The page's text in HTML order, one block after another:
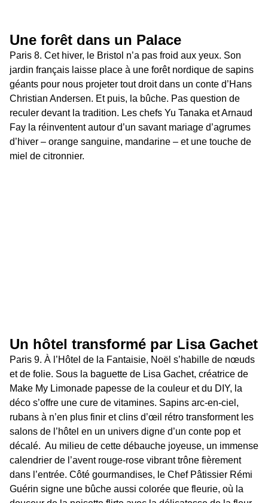
Une forêt dans un Palace
Paris 8. Cet hiver, le Bristol n’a pas froid aux yeux. Son
jardin français laisse place à une forêt nordique de sapins
géants pour nous projeter tout droit dans un conte d’Hans
Christian Andersen. Et puis, la bûche. Pas question de
reculer devant la tradition. Les chefs Yu Tanaka et Arnaud
Fay la réinventent autour d’un savant mariage d’agrumes
d’hiver – orange sanguine, mandarine – et une touche de
miel de citronnier.
Paris 9. À l’Hôtel de la Fantaisie, Noël s’habille de nœuds
et de folie. Sous la baguette de Lisa Gachet, créatrice de
Make My Limonade papesse de la couleur et du DIY, la
déco s’offre une cure de vitamines. Sapins arc-en-ciel,
rubans à n’en plus finir et clins d’œil rétro transforment les
salons de l’hôtel en un univers digne d’un conte pop et
décalé.  Au milieu de cette débauche joyeuse, un immense
calendrier de l’avent rouge-rose vibrant trône fièrement
dans l’entrée. Côté gourmandises, le Chef Pâtissier Rémi
Guérin signe une bûche aussi colorée que fleurie, où la